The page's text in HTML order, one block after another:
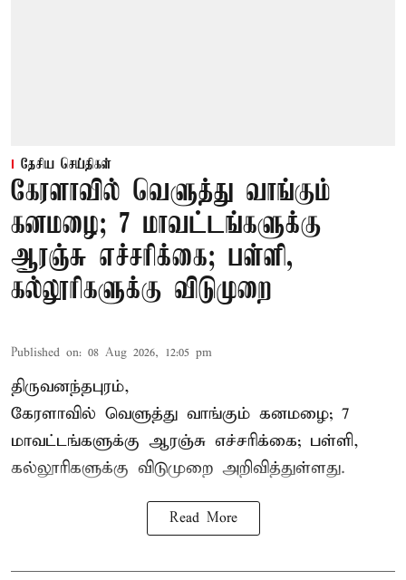
தேசிய செய்திகள்
கேரளாவில் வெளுத்து வாங்கும்
கனமழை; 7 மாவட்டங்களுக்கு
ஆரஞ்சு எச்சரிக்கை; பள்ளி,
கல்லூரிகளுக்கு விடுமுறை
Published on: 08 Aug 2026, 12:05 pm
திருவனந்தபுரம்,
கேரளாவில் வெளுத்து வாங்கும் கனமழை; 7
மாவட்டங்களுக்கு ஆரஞ்சு எச்சரிக்கை; பள்ளி,
கல்லூரிகளுக்கு விடுமுறை அறிவித்துள்ளது.
Read More